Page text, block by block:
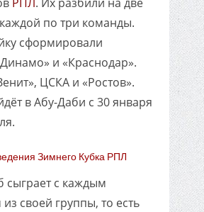
по три команды.
сформировали
и «Краснодар».
ЦСКА и «Ростов».
в Абу-Даби с 30 января
Зимнего Кубка РПЛ
сыграет с каждым
своей группы, то есть